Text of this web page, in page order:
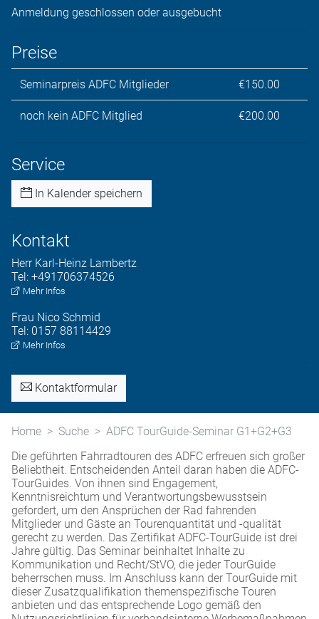
Anmeldung geschlossen oder ausgebucht
Preise
Seminarpreis ADFC Mitglieder €150.00
noch kein ADFC Mitglied €200.00
Service
In Kalender speichern
Kontakt
Herr Karl-Heinz Lambertz
Tel: +491706374526
Mehr Infos
Frau Nico Schmid
Tel: 0157 88114429
Mehr Infos
Kontaktformular
Home Suche
ADFC TourGuide-Seminar G1+G2+G3
Die geführten Fahrradtouren des ADFC erfreuen sich großer
Beliebtheit. Entscheidenden Anteil daran haben die ADFC-
TourGuides. Von ihnen sind Engagement,
Kenntnisreichtum und Verantwortungsbewusstsein
gefordert, um den Ansprüchen der Rad fahrenden
Mitglieder und Gäste an Tourenquantität und -qualität
gerecht zu werden. Das Zertifikat ADFC-TourGuide ist drei
Jahre gültig. Das Seminar beinhaltet Inhalte zu
Kommunikation und Recht/StVO, die jeder TourGuide
beherrschen muss. Im Anschluss kann der TourGuide mit
dieser Zusatzqualifikation themenspezifische Touren
anbieten und das entsprechende Logo gemäß den